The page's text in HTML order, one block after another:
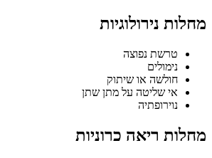
מחלות נירולוגיות
טרשת נפוצה
נימולים
חולשה או שיתוק
אי שליטה על מתן שתן
נוירופתיה
מחלות ריאה כרוניות